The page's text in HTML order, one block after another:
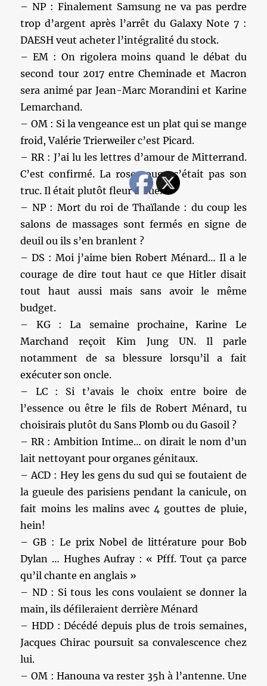
– NP : Finalement Samsung ne va pas perdre
trop d’argent après l’arrêt du Galaxy Note 7 :
DAESH veut acheter l’intégralité du stock.
– EM : On rigolera moins quand le débat du
second tour 2017 entre Cheminade et Macron
sera animé par Jean-Marc Morandini et Karine
Lemarchand.
– OM : Si la vengeance est un plat qui se mange
froid, Valérie Trierweiler c’est Picard.
– RR : J’ai lu les lettres d’amour de Mitterrand.
C’est confirmé. La rose rouge c’était pas son
truc. Il était plutôt fleur bleue.
– NP : Mort du roi de Thaïlande : du coup les
salons de massages sont fermés en signe de
deuil ou ils s’en branlent ?
– DS : Moi j’aime bien Robert Ménard… Il a le
courage de dire tout haut ce que Hitler disait
tout haut aussi mais sans avoir le même
budget.
– KG : La semaine prochaine, Karine Le
Marchand reçoit Kim Jung UN. Il parle
notamment de sa blessure lorsqu’il a fait
exécuter son oncle.
– LC : Si t’avais le choix entre boire de
l’essence ou être le fils de Robert Ménard, tu
choisirais plutôt du Sans Plomb ou du Gasoil ?
– RR : Ambition Intime… on dirait le nom d’un
lait nettoyant pour organes génitaux.
– ACD : Hey les gens du sud qui se foutaient de
la gueule des parisiens pendant la canicule, on
fait moins les malins avec 4 gouttes de pluie,
hein!
– GB : Le prix Nobel de littérature pour Bob
Dylan … Hughes Aufray : « Pfff. Tout ça parce
qu’il chante en anglais »
– ND : Si tous les cons voulaient se donner la
main, ils défileraient derrière Ménard
– HDD : Décédé depuis plus de trois semaines,
Jacques Chirac poursuit sa convalescence chez
lui.
– OM : Hanouna va rester 35h à l’antenne. Une